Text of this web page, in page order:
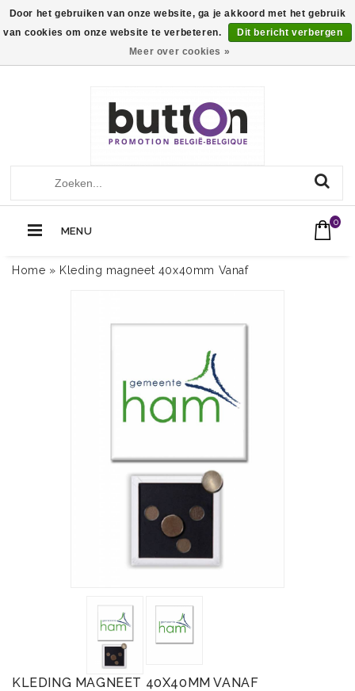
Call Us Now:+32 (0)13560051
MENU
0
Home » Kleding magneet 40x40mm Vanaf
KLEDING MAGNEET 40X40MM VANAF
Door het gebruiken van onze website, ga je akkoord met het gebruik
van cookies om onze website te verbeteren.
Dit bericht verbergen
Meer over cookies »